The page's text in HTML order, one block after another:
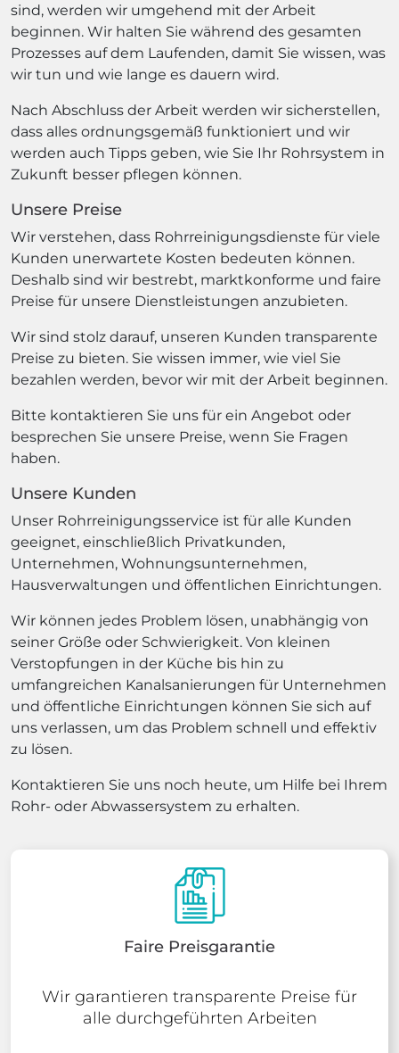
sind, werden wir umgehend mit der Arbeit
beginnen. Wir halten Sie während des gesamten
Prozesses auf dem Laufenden, damit Sie wissen, was
wir tun und wie lange es dauern wird.
Nach Abschluss der Arbeit werden wir sicherstellen,
dass alles ordnungsgemäß funktioniert und wir
werden auch Tipps geben, wie Sie Ihr Rohrsystem in
Zukunft besser pflegen können.
Unsere Preise
Wir verstehen, dass Rohrreinigungsdienste für viele
Kunden unerwartete Kosten bedeuten können.
Deshalb sind wir bestrebt, marktkonforme und faire
Preise für unsere Dienstleistungen anzubieten.
Wir sind stolz darauf, unseren Kunden transparente
Preise zu bieten. Sie wissen immer, wie viel Sie
bezahlen werden, bevor wir mit der Arbeit beginnen.
Bitte kontaktieren Sie uns für ein Angebot oder
besprechen Sie unsere Preise, wenn Sie Fragen
haben.
Unsere Kunden
Unser Rohrreinigungsservice ist für alle Kunden
geeignet, einschließlich Privatkunden,
Unternehmen, Wohnungsunternehmen,
Hausverwaltungen und öffentlichen Einrichtungen.
Wir können jedes Problem lösen, unabhängig von
seiner Größe oder Schwierigkeit. Von kleinen
Verstopfungen in der Küche bis hin zu
umfangreichen Kanalsanierungen für Unternehmen
und öffentliche Einrichtungen können Sie sich auf
uns verlassen, um das Problem schnell und effektiv
zu lösen.
Kontaktieren Sie uns noch heute, um Hilfe bei Ihrem
Rohr- oder Abwassersystem zu erhalten.
Faire Preisgarantie
Wir garantieren transparente Preise für
alle durchgeführten Arbeiten